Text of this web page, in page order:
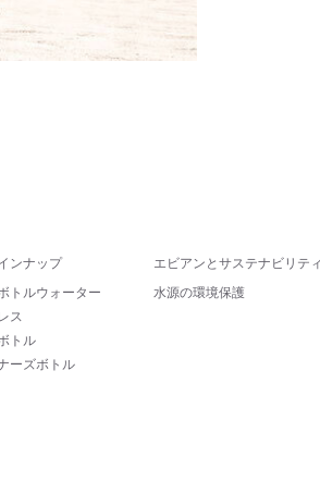
ンナップ
トルウォーター
ス
トル
ーズボトル
エビアンとサステナビリティ
水源の環境保護